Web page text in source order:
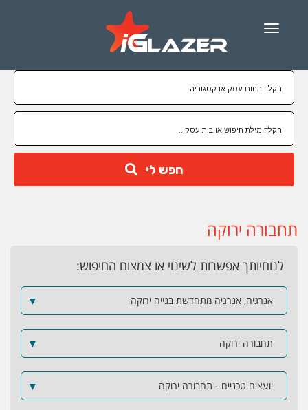
Menu
חפש לי
תחבורה ירוקה
לנוחיותך אפשרות לשינוי או צמצום החיפוש:
אנרגיה, אנרגיה מתחדשת בנייה ירוקה ▼
תחבורה ירוקה ▼
יועצים טכניים - תחבורה ירוקה ▼